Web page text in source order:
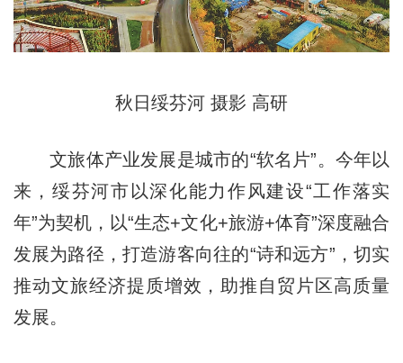
秋日绥芬河 摄影 高研
文旅体产业发展是城市的“软名片”。今年以
来，绥芬河市以深化能力作风建设“工作落实
年”为契机，以“生态+文化+旅游+体育”深度融合
发展为路径，打造游客向往的“诗和远方”，切实
推动文旅经济提质增效，助推自贸片区高质量
发展。